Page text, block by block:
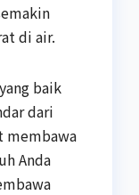
di air.
baik
dari
membawa
Anda